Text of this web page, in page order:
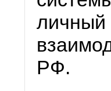
личный
РФ.